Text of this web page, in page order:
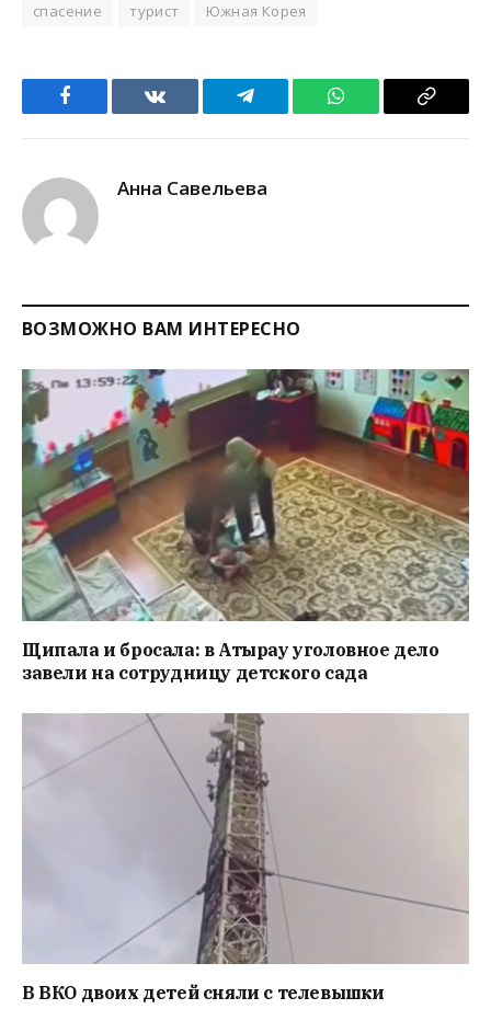
спасение
турист Южная Корея
Facebook VKontakteTelegram WhatsApp Copy
Анна Савельева
ВОЗМОЖНО ВАМ ИНТЕРЕСНО
Щипала и бросала: в Атырау уголовное дело
завели на сотрудницу детского сада
В ВКО двоих детей сняли с телевышки